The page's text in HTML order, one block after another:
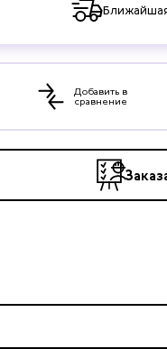
Добавить в
сравнение